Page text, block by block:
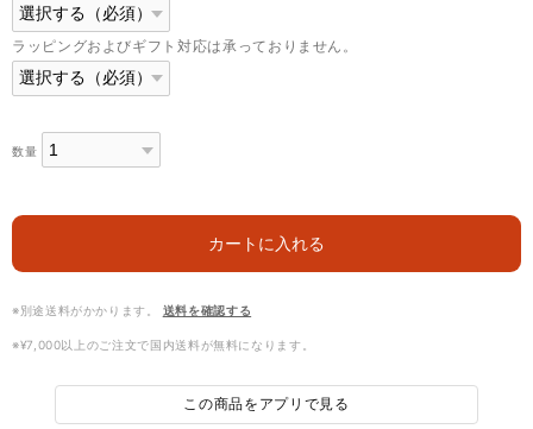
ラッピングおよびギフト対応は承っておりません。
数量
カートに入れる
※別途送料がかかります。 送料を確認する
※¥7,000以上のご注文で国内送料が無料になります。
この商品をアプリで見る